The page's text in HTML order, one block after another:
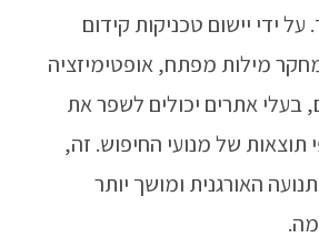
ידי יישום טכניקות קידום
מחקר מילות מפתח, אופטימיזציה
בעלי אתרים יכולים לשפר את
של מנועי החיפוש. זה,
האורגנית ומושך יותר